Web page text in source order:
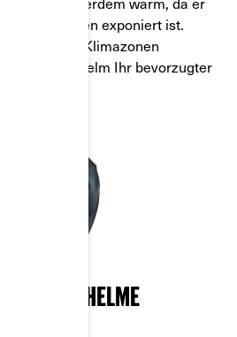
am wenigsten exponiert ist.
in kälteren Klimazonen
ein Integralhelm Ihr bevorzugter
MODULARHELME